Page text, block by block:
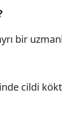
bir
cildi